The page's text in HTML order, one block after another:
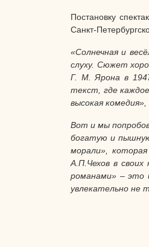
Постановку
Санкт-
«Солнечная и
слуху. Сюжет
Г. М. Ярона в
текст, где
высокая
Вот и мы
богатую и пышную
морали»,
А.П.Чехов в
романами» – это
увлекательно не